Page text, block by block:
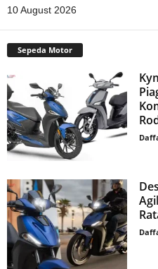
10 August 2026
Sepeda Motor